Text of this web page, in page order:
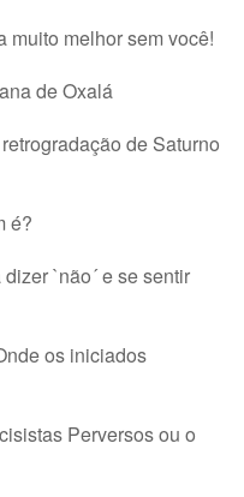
muito melhor sem você!
de Oxalá
de Saturno
é?
`não´ e se sentir
os iniciados
Perversos ou o